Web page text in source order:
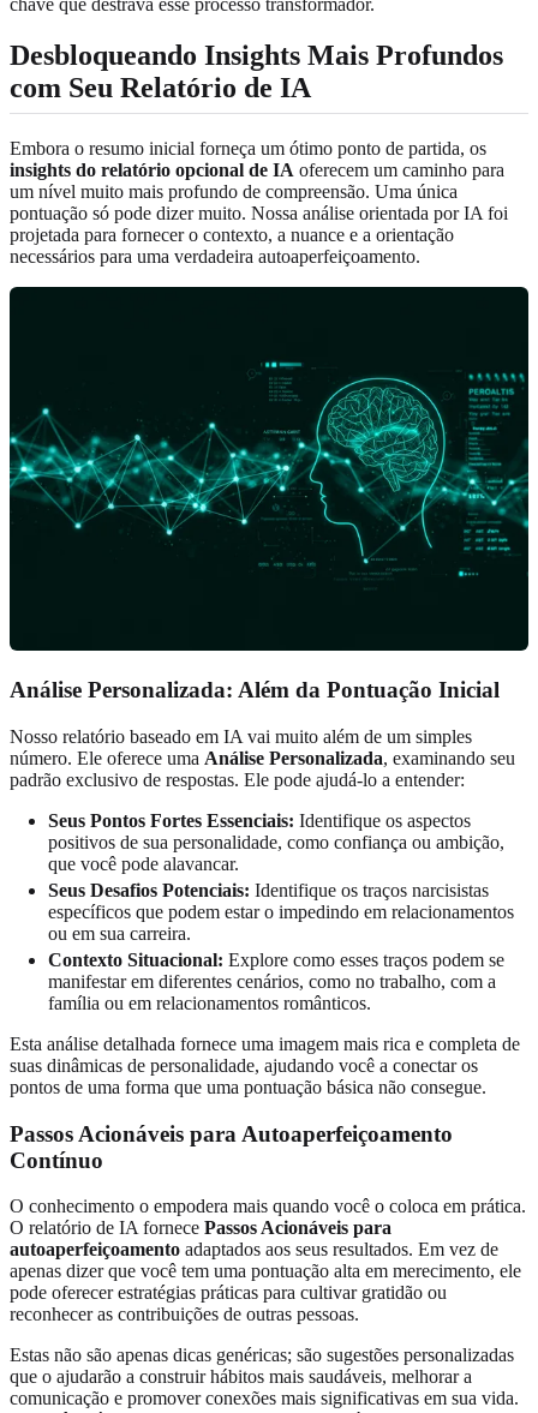
chave que destrava esse processo transformador.
Desbloqueando Insights Mais Profundos
com Seu Relatório de IA
Embora o resumo inicial forneça um ótimo ponto de partida, os
insights do relatório opcional de IA oferecem um caminho para
um nível muito mais profundo de compreensão. Uma única
pontuação só pode dizer muito. Nossa análise orientada por IA foi
projetada para fornecer o contexto, a nuance e a orientação
necessários para uma verdadeira autoaperfeiçoamento.
Análise Personalizada: Além da Pontuação Inicial
Nosso relatório baseado em IA vai muito além de um simples
número. Ele oferece uma Análise Personalizada, examinando seu
padrão exclusivo de respostas. Ele pode ajudá-lo a entender:
Seus Pontos Fortes Essenciais: Identifique os aspectos
positivos de sua personalidade, como confiança ou ambição,
que você pode alavancar.
Seus Desafios Potenciais: Identifique os traços narcisistas
específicos que podem estar o impedindo em relacionamentos
ou em sua carreira.
Contexto Situacional: Explore como esses traços podem se
manifestar em diferentes cenários, como no trabalho, com a
família ou em relacionamentos românticos.
Esta análise detalhada fornece uma imagem mais rica e completa de
suas dinâmicas de personalidade, ajudando você a conectar os
pontos de uma forma que uma pontuação básica não consegue.
Passos Acionáveis para Autoaperfeiçoamento
Contínuo
O conhecimento o empodera mais quando você o coloca em prática.
O relatório de IA fornece Passos Acionáveis para
autoaperfeiçoamento adaptados aos seus resultados. Em vez de
apenas dizer que você tem uma pontuação alta em merecimento, ele
pode oferecer estratégias práticas para cultivar gratidão ou
reconhecer as contribuições de outras pessoas.
Estas não são apenas dicas genéricas; são sugestões personalizadas
que o ajudarão a construir hábitos mais saudáveis, melhorar a
comunicação e promover conexões mais significativas em sua vida.